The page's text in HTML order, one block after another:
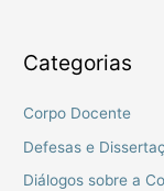
Categorias
Corpo Docente
Defesas e
Diálogos sobre a